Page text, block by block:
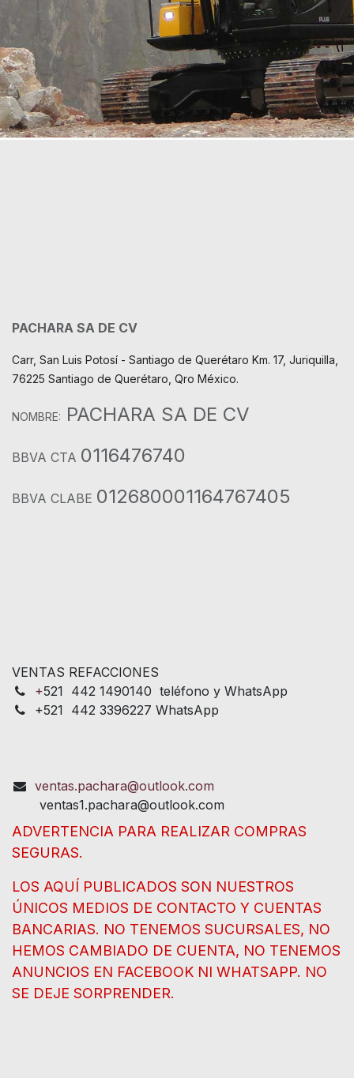
PACHARA SA DE CV
Carr, San Luis Potosí - Santiago de Querétaro Km. 17, Juriquilla,
76225 Santiago de Querétaro, Qro México.
NOMBRE: PACHARA SA DE CV
BBVA CTA 0116476740
BBVA CLABE 012680001164767405
VENTAS REFACCIONES
+521 442 1490140 teléfono y WhatsApp
+521 442 3396227 WhatsApp
ventas.pachara@outlook.com
ventas1.pachara@outlook.com
ADVERTENCIA PARA REALIZAR COMPRAS
SEGURAS.
LOS AQUÍ PUBLICADOS SON NUESTROS
ÚNICOS MEDIOS DE CONTACTO Y CUENTAS
BANCARIAS. NO TENEMOS SUCURSALES, NO
HEMOS CAMBIADO DE CUENTA, NO TENEMOS
ANUNCIOS EN FACEBOOK NI WHATSAPP. NO
SE DEJE SORPRENDER.